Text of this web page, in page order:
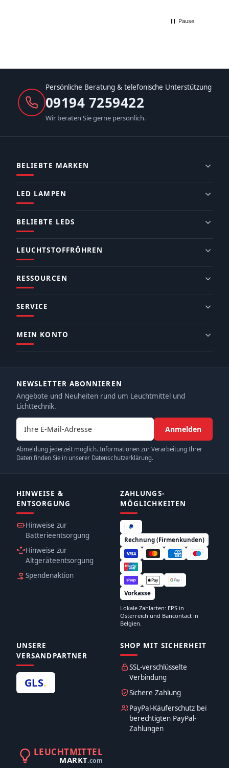
Pause
Persönliche Beratung & telefonische Unterstützung
09194 7259422
Wir beraten Sie gerne persönlich.
BELIEBTE MARKEN
LED LAMPEN
BELIEBTE LEDS
LEUCHTSTOFFRÖHREN
RESSOURCEN
SERVICE
MEIN KONTO
NEWSLETTER ABONNIEREN
Angebote und Neuheiten rund um Leuchtmittel und
Lichttechnik.
E-Mail-Adresse
Anmelden
Abmeldung jederzeit möglich. Informationen zur Verarbeitung Ihrer
Daten finden Sie in unserer Datenschutzerklärung.
HINWEISE &
ENTSORGUNG
Hinweise zur
Batterieentsorgung
Hinweise zur
Altgeräteentsorgung
Spendenaktion
ZAHLUNGS­
MÖGLICHKEITEN
Rechnung (Firmenkunden)
Vorkasse
Lokale Zahlarten: EPS in
Österreich und Bancontact in
Belgien.
UNSERE
VERSANDPARTNER
GLS.
SHOP MIT SICHERHEIT
SSL-verschlüsselte
Verbindung
Sichere Zahlung
PayPal-Käuferschutz bei
berechtigten PayPal-
Zahlungen
LEUCHTMITTEL
MARKT.com